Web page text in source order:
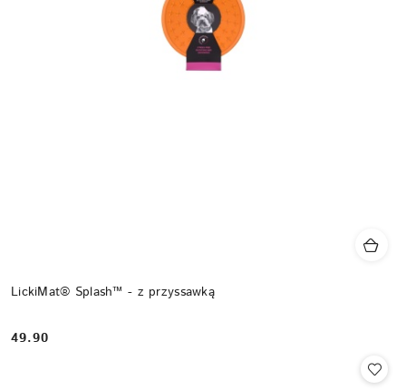
LickiMat® Splash™ - z przyssawką
Cena:
49.90